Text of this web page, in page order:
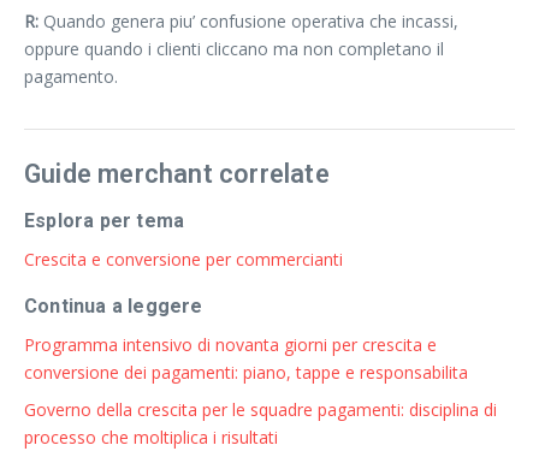
R: Quando genera piu’ confusione operativa che incassi,
oppure quando i clienti cliccano ma non completano il
pagamento.
Guide merchant correlate
Esplora per tema
Crescita e conversione per commercianti
Continua a leggere
Programma intensivo di novanta giorni per crescita e
conversione dei pagamenti: piano, tappe e responsabilita
Governo della crescita per le squadre pagamenti: disciplina di
processo che moltiplica i risultati